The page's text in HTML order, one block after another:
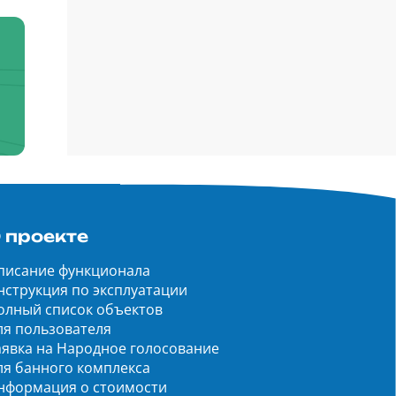
проекте
функционала
по эксплуатации
список объектов
пользователя
на Народное голосование
банного комплекса
о стоимости